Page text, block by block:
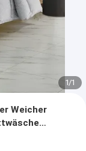
1/1
Weicher